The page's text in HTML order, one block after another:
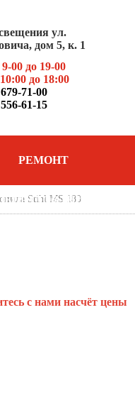
ул.
дом 5, к. 1
00 до 19-00
до 18:00
71-00
61-15
РЕМОНТ
Stihl MS 180
с нами насчёт цены